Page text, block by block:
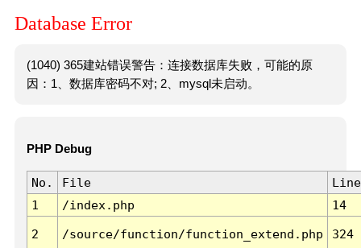
Database Error
(1040) 365建站错误警告：连接数据库失败，可能的原
因：1、数据库密码不对; 2、mysql未启动。
PHP Debug
No. File
Line
1
/index.php 14
2 /source/function/function_extend.php 324